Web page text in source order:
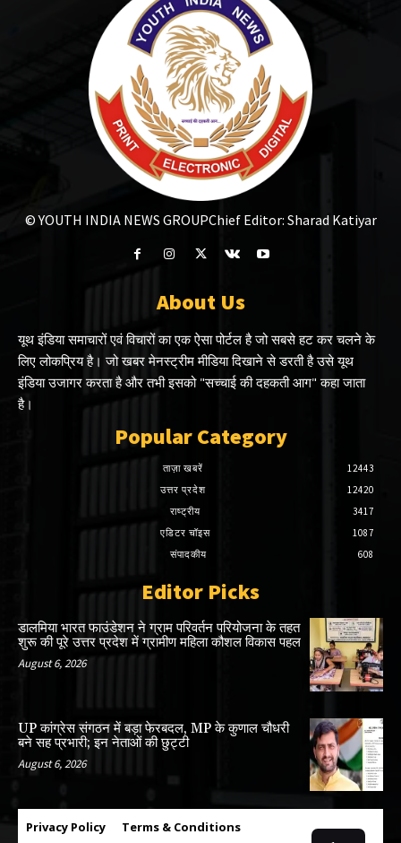
© YOUTH INDIA NEWS GROUPChief Editor: Sharad Katiyar
About Us
यूथ इंडिया समाचारों एवं विचारों का एक ऐसा पोर्टल है जो सबसे हट कर चलने के
लिए लोकप्रिय है। जो खबर मेनस्ट्रीम मीडिया दिखाने से डरती है उसे यूथ
इंडिया उजागर करता है और तभी इसको "सच्चाई की दहकती आग" कहा जाता
है।
Popular Category
ताज़ा खबरें
12443
उत्तर प्रदेश
12420
राष्ट्रीय
3417
एडिटर चॉइस
1087
संपादकीय
608
Editor Picks
डालमिया भारत फाउंडेशन ने ग्राम परिवर्तन परियोजना के तहत
शुरू की पूरे उत्तर प्रदेश में ग्रामीण महिला कौशल विकास पहल
August 6, 2026
UP कांग्रेस संगठन में बड़ा फेरबदल, MP के कुणाल चौधरी
बने सह प्रभारी; इन नेताओं की छुट्टी
August 6, 2026
Privacy Policy Terms & Conditions